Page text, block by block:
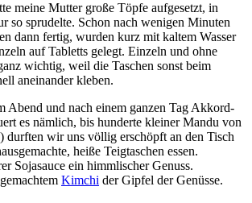
meine Mutter große Töpfe aufgesetzt, in
so sprudelte. Schon nach wenigen Minuten
dann fertig, wurden kurz mit kaltem Wasser
auf Tabletts gelegt. Einzeln und ohne
wichtig, weil die Taschen sonst beim
aneinander kleben.
Abend und nach einem ganzen Tag Akkord-
es nämlich, bis hunderte kleiner Mandu von
durften wir uns völlig erschöpft an den Tisch
heiße Teigtaschen essen.
Sojasauce ein himmlischer Genuss.
Kimchi der Gipfel der Genüsse.